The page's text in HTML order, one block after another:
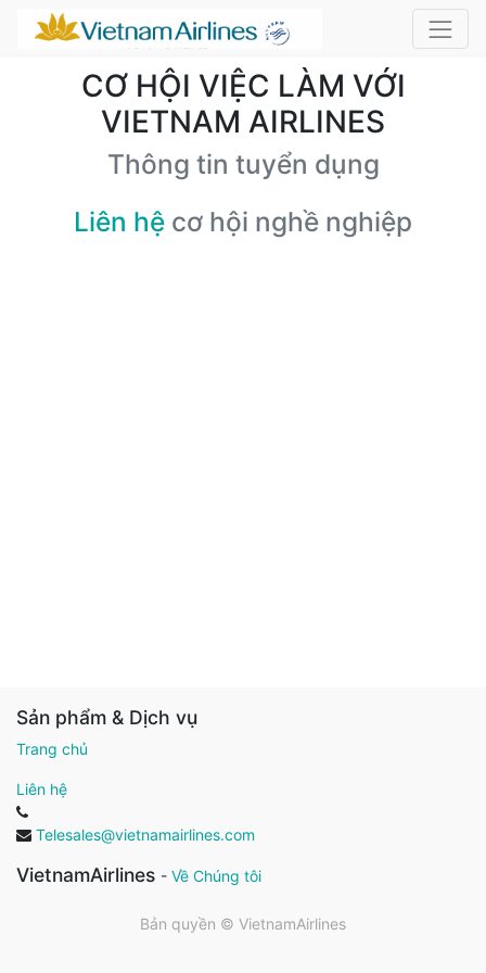
CƠ HỘI VIỆC LÀM VỚI
VIETNAM AIRLINES
Thông tin tuyển dụng
Liên hệ cơ hội nghề nghiệp
Sản phẩm & Dịch vụ
Trang chủ
Liên hệ
Telesales@vietnamairlines.com
VietnamAirlines - Về Chúng tôi
Bản quyền © VietnamAirlines